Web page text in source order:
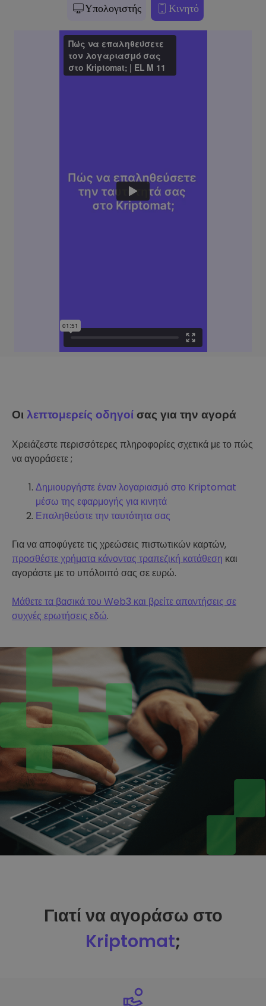
Υπολογιστής Κινητό
Οιλεπτομερείς οδηγοί σας για την αγορά
Χρειάζεστε περισσότερες πληροφορίες σχετικά με το πώς
να αγοράσετε ;
Δημιουργήστε έναν λογαριασμό στο Kriptomat
μέσω της εφαρμογής για κινητά
Επαληθεύστε την ταυτότητα σας
Για να αποφύγετε τις χρεώσεις πιστωτικών καρτών,
προσθέστε χρήματα κάνοντας τραπεζική κατάθεση και
αγοράστε με το υπόλοιπό σας σε ευρώ.
Μάθετε τα βασικά του Web3 και βρείτε απαντήσεις σε
συχνές ερωτήσεις εδώ.
Γιατί να αγοράσω στο
Kriptomat;